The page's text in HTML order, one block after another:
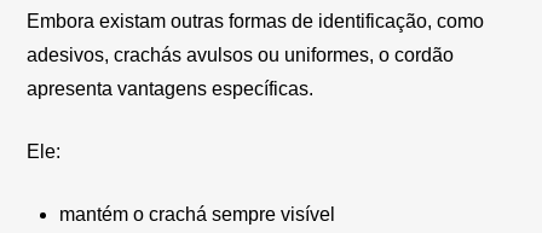
Embora existam outras formas de identificação, como
adesivos, crachás avulsos ou uniformes, o cordão
apresenta vantagens específicas.
Ele:
mantém o crachá sempre visível